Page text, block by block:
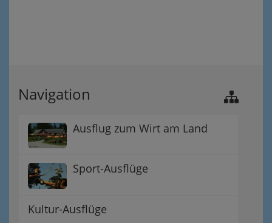
Navigation
Ausflug zum Wirt am Land
Sport-Ausflüge
Kultur-Ausflüge